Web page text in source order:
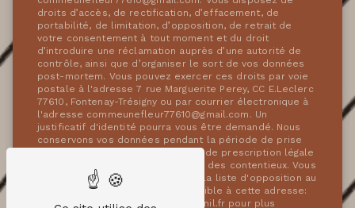
droits d’accès, de rectification, d’effacement, de
portabilité, de limitation, d’opposition, de retrait de
votre consentement à tout moment et du droit
d’introduire une réclamation auprès d’une autorité de
contrôle, ainsi que d’organiser le sort de vos données
post-mortem. Vous pouvez exercer ces droits par voie
postale à l'adresse 7 rue Marguerite Perey, CC E.Leclerc
77610, Fontenay-Trésigny ou par courrier électronique à
l'adresse commeunefleur77610@gmail.com. Un
justificatif d'identité pourra vous être demandé. Nous
conservons vos données pendant la période de prise
de contact puis pendant la durée de prescription légale
aux fins probatoires et de gestion des contentieux. Vous
avez le droit de vous inscrire sur la liste d'opposition au
démarchage téléphonique, disponible à cette adresse:
Bloctel.gouv.fr . Consultez le site cnil.fr pour plus